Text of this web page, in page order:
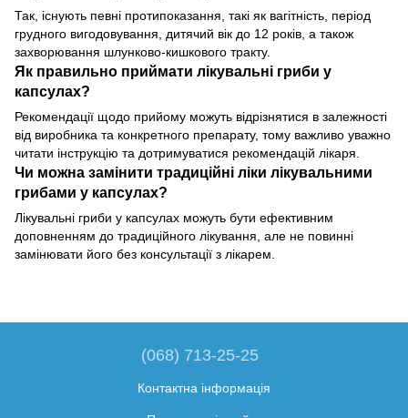
Так, існують певні протипоказання, такі як вагітність, період
грудного вигодовування, дитячий вік до 12 років, а також
захворювання шлунково-кишкового тракту.
Як правильно приймати лікувальні гриби у
капсулах?
Рекомендації щодо прийому можуть відрізнятися в залежності
від виробника та конкретного препарату, тому важливо уважно
читати інструкцію та дотримуватися рекомендацій лікаря.
Чи можна замінити традиційні ліки лікувальними
грибами у капсулах?
Лікувальні гриби у капсулах можуть бути ефективним
доповненням до традиційного лікування, але не повинні
замінювати його без консультації з лікарем.
(068) 713-25-25
Контактна інформація